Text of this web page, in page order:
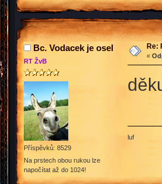
Bc. Vodacek je osel
RT ŽvB
Příspěvků: 8529
Na prstech obou rukou lze
napočítat až do 1024!
Re:
«
luf